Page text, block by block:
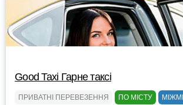
Good Taxi Гарне таксi
ПРИВАТНІ ПЕРЕВЕЗЕННЯ ПО МІСТУ